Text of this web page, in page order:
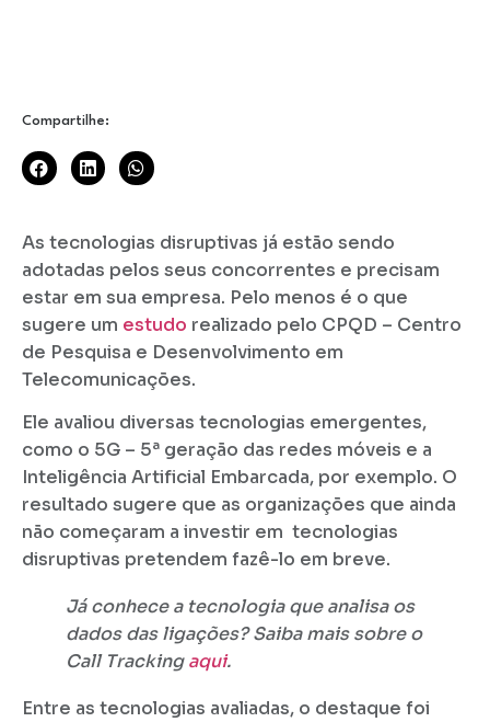
Compartilhe:
As tecnologias disruptivas já estão sendo
adotadas pelos seus concorrentes e precisam
estar em sua empresa. Pelo menos é o que
sugere um estudo realizado pelo CPQD – Centro
de Pesquisa e Desenvolvimento em
Telecomunicações.
Ele avaliou diversas tecnologias emergentes,
como o 5G – 5ª geração das redes móveis e a
Inteligência Artificial Embarcada, por exemplo. O
resultado sugere que as organizações que ainda
não começaram a investir em tecnologias
disruptivas pretendem fazê-lo em breve.
Já conhece a tecnologia que analisa os
dados das ligações? Saiba mais sobre o
Call Trackingaqui.
Entre as tecnologias avaliadas, o destaque foi